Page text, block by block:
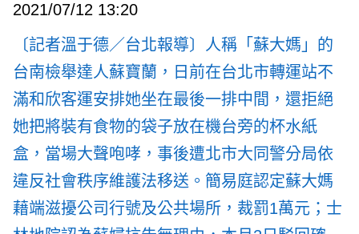
2021/07/12 13:20
〔記者溫于德／台北報導〕人稱「蘇大媽」的
台南檢舉達人蘇寶蘭，日前在台北市轉運站不
滿和欣客運安排她坐在最後一排中間，還拒絕
她把將裝有食物的袋子放在機台旁的杯水紙
盒，當場大聲咆哮，事後遭北市大同警分局依
違反社會秩序維護法移送。簡易庭認定蘇大媽
藉端滋擾公司行號及公共場所，裁罰1萬元；士